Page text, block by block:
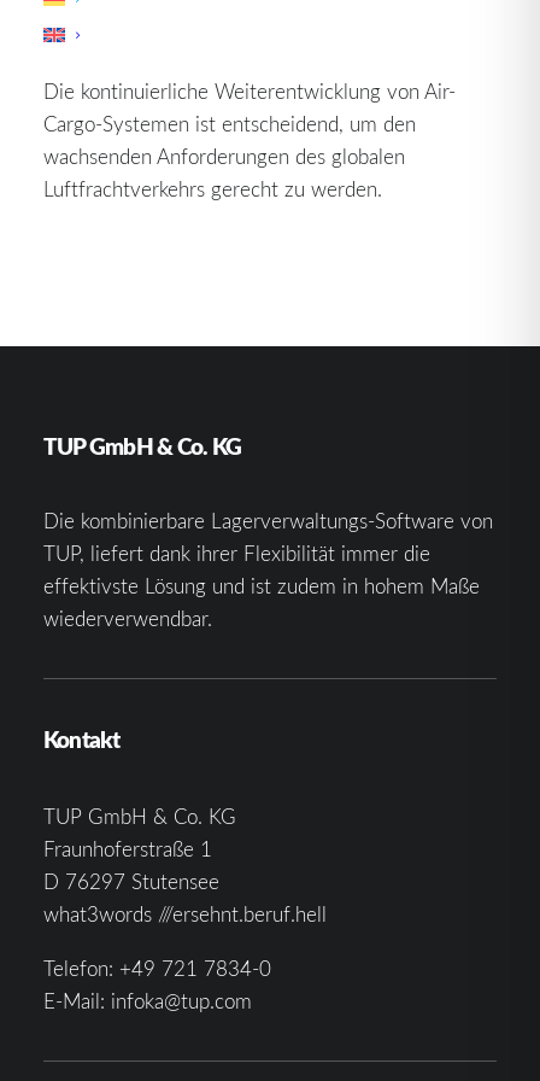
Abwicklung der Fracht zu gewährleisten.
Die kontinuierliche Weiterentwicklung von Air-
Cargo-Systemen ist entscheidend, um den
wachsenden Anforderungen des globalen
Luftfrachtverkehrs gerecht zu werden.
TUP GmbH & Co. KG
Die kombinierbare Lagerverwaltungs-Software von
TUP, liefert dank ihrer Flexibilität immer die
effektivste Lösung und ist zudem in hohem Maße
wiederverwendbar.
Kontakt
TUP GmbH & Co. KG
Fraunhoferstraße 1
D 76297 Stutensee
what3words ///ersehnt.beruf.hell
Telefon: +49 721 7834-0
E-Mail: infoka@tup.com